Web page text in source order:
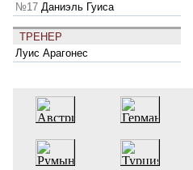
№17 Даниэль Гуиса
ТРЕНЕР
Луис Арагонес